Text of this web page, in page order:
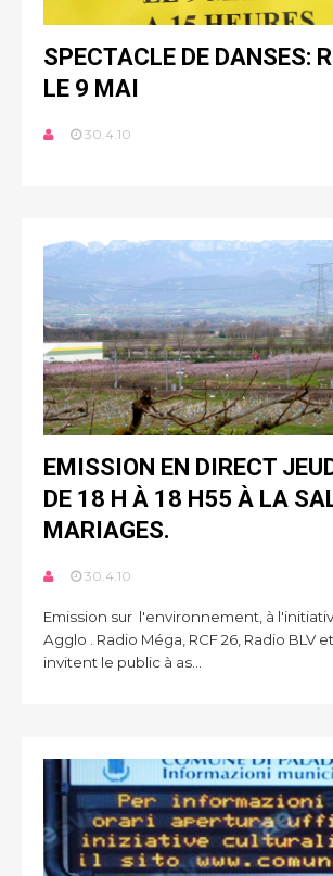
SPECTACLE DE DANSES:
LE 9 MAI
30.4.10
EMISSION EN DIRECT
DE 18 H À 18 H55 À LA
MARIAGES.
30.4.10
Emission sur l'environnement, à
Agglo . Radio Méga, RCF 26, Radio BLV
invitent le public à as...